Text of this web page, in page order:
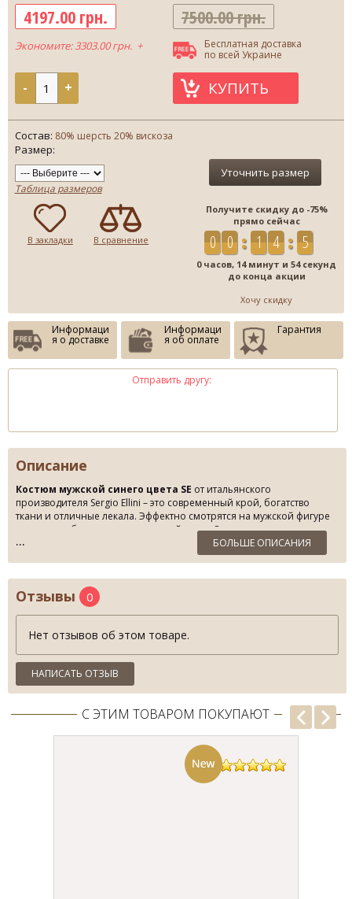
4197.00 грн.
Экономите: 3303.00 грн. +
7500.00 грн.
Бесплатная доставка
по всей Украине
- + КУПИТЬ
Состав: 80% шерсть 20% вискоза
Размер:
Таблица размеров
Уточнить размер
Получите скидку до -75%
прямо сейчас
0 0 1 4 5
0 часов, 14 минут и 54 секунд
до конца акции
Хочу скидку
В закладки В сравнение
Информаци
я о доставке
Информаци
я об оплате
Гарантия
Отправить другу:
Описание
Костюм мужской синего цвета SE от итальянского
производителя Sergio Ellini – это современный крой, богатство
ткани и отличные лекала. Эффектно смотрятся на мужской фигуре
зауженные брюки, придавая стройность. Отдельное внимание
уделено деталям пиджака: укороченный силуэт, две пуговицы в тон
костюмной ткани, шлица, два боковых кармана с клапанами.
имеет глубокий, классический синий цвет – одно из главных
достоинств этого мужского классического костюма
стильный крой и оттенок станут украшением владельца, привлекут
странице, оформив онлайн заявку или позвонив по телефонам,
указанным вверху страницы.
одежда, бизнес одежда, модная мужская одежда
Elliniпо Суперцене со Скидкой до 75%!!!
БОЛЬШЕ ОПИСАНИЯ
Отзывы 0
Нет отзывов об этом товаре.
НАПИСАТЬ ОТЗЫВ
С ЭТИМ ТОВАРОМ ПОКУПАЮТ